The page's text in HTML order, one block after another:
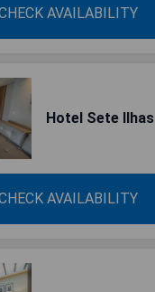
AVAILABILITY
Hotel Sete Ilhas
AVAILABILITY